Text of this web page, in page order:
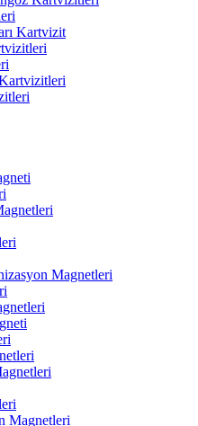
Kartvizit
Magnetleri
Magnetleri